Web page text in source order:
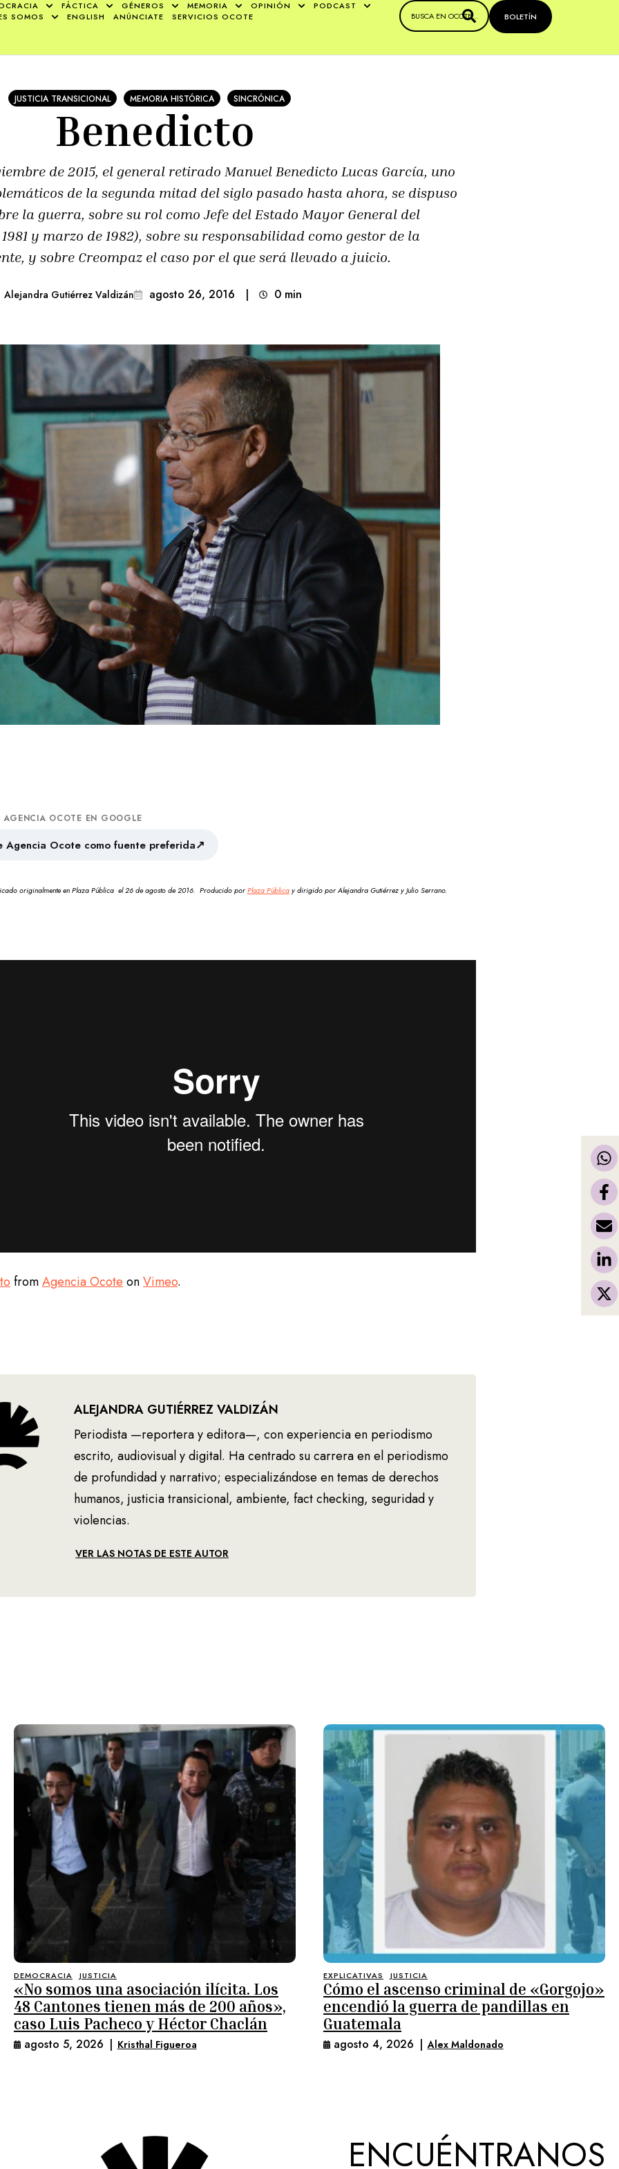
FÁCTICA GÉNEROS MEMORIA OPINIÓN
PODCAST
SOMOS
ENGLISH ANÚNCIATE SERVICIOS OCOTE BOLETÍN
JUSTICIA TRANSICIONAL MEMORIA HISTÓRICA SINCRÓNICA
Benedicto
de 2015, el general retirado Manuel Benedicto Lucas García, uno
de la segunda mitad del siglo pasado hasta ahora, se dispuso
la guerra, sobre su rol como Jefe del Estado Mayor General del
y marzo de 1982), sobre su responsabilidad como gestor de la
y sobre Creompaz el caso por el que será llevado a juicio.
Alejandra Gutiérrez Valdizán agosto 26, 2016 | 0 min
AGENCIA OCOTE EN GOOGLE
Agencia Ocote como fuente preferida↗
originalmente en Plaza Pública el 26 de agosto de 2016. Producido por Plaza Públicay dirigido por Alejandra Gutiérrez y Julio Serrano.
fromAgencia Ocote onVimeo.
ALEJANDRA GUTIÉRREZ VALDIZÁN
Periodista —reportera y editora—, con experiencia en periodismo
escrito, audiovisual y digital. Ha centrado su carrera en el periodismo
de profundidad y narrativo; especializándose en temas de derechos
humanos, justicia transicional, ambiente, fact checking, seguridad y
violencias.
VER LAS NOTAS DE ESTE AUTOR
DEMOCRACIA JUSTICIA
«No somos una asociación ilícita. Los
48 Cantones tienen más de 200 años»,
caso Luis Pacheco y Héctor Chaclán
agosto 5, 2026 | Kristhal Figueroa
EXPLICATIVAS JUSTICIA
Cómo el ascenso criminal de «Gorgojo»
encendió la guerra de pandillas en
Guatemala
agosto 4, 2026 | Alex Maldonado
ENCUÉNTRANOS